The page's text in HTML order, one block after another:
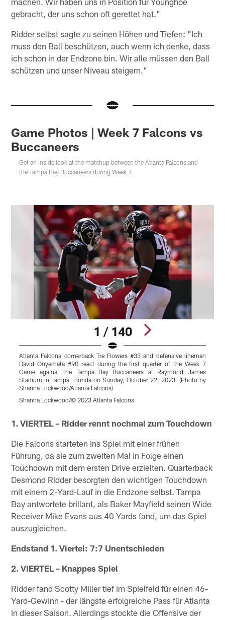
gebracht, der uns schon oft gerettet hat."
Ridder selbst sagte zu seinen Höhen und Tiefen: "Ich
muss den Ball beschützen, auch wenn ich denke, dass
ich schon in der Endzone bin. Wir alle müssen den Ball
schützen und unser Niveau steigern."
Game Photos | Week 7 Falcons vs
Buccaneers
Get an inside look at the matchup between the Atlanta Falcons and
the Tampa Bay Buccaneers during Week 7.
1 / 140
Atlanta Falcons cornerback Tre Flowers #33 and defensive lineman
David Onyemata #90 react during the first quarter of the Week 7
Game against the Tampa Bay Buccaneers at Raymond James
Stadium in Tampa, Florida on Sunday, October 22, 2023. (Photo by
Shanna Lockwood/Atlanta Falcons)
Shanna Lockwood/© 2023 Atlanta Falcons
1. VIERTEL – Ridder rennt nochmal zum Touchdown
Die Falcons starteten ins Spiel mit einer frühen
Führung, da sie zum zweiten Mal in Folge einen
Touchdown mit dem ersten Drive erzielten. Quarterback
Desmond Ridder besorgten den wichtigen Touchdown
mit einem 2-Yard-Lauf in die Endzone selbst. Tampa
Bay antwortete brillant, als Baker Mayfield seinen Wide
Receiver Mike Evans aus 40 Yards fand, um das Spiel
auszugleichen.
Endstand 1. Viertel: 7:7 Unentschieden
2. VIERTEL – Knappes Spiel
Ridder fand Scotty Miller tief im Spielfeld für einen 46-
Yard-Gewinn - der längste erfolgreiche Pass für Atlanta
in dieser Saison. Allerdings stockte die Offensive der